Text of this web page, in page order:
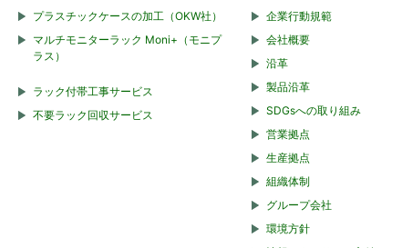
プラスチックケースの加工（OKW社）
マルチモニターラック Moni+（モニプ
ラス）
ラック付帯工事サービス
不要ラック回収サービス
企業行動規範
会社概要
沿革
製品沿革
SDGsへの取り組み
営業拠点
生産拠点
組織体制
グループ会社
環境方針